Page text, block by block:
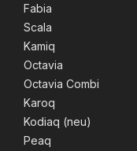
Fabia
Scala
Kamiq
Octavia
Octavia Combi
Karoq
Kodiaq (neu)
Peaq